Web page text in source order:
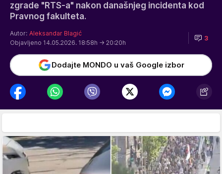
zgrade "RTS-a" nakon današnjeg incidenta kod
Pravnog fakulteta.
Autor: Aleksandar Blagić
Objavljeno 14.05.2026. 18:58h → 20:20h
3
Dodajte MONDO u vaš Google izbor